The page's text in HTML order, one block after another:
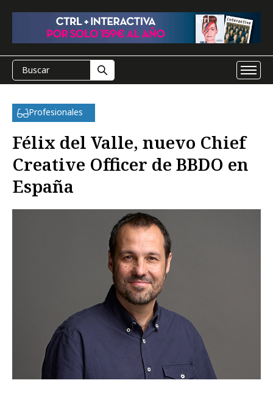
Profesionales
Félix del Valle, nuevo Chief
Creative Officer de BBDO en
España